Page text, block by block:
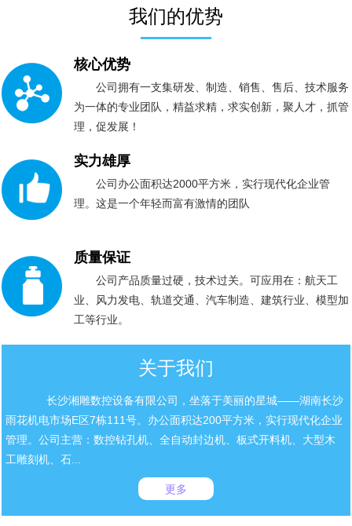
我们的优势
核心优势
公司拥有一支集研发、制造、销售、售后、技术服务
为一体的专业团队，精益求精，求实创新，聚人才，抓管
理，促发展！
实力雄厚
公司办公面积达2000平方米，实行现代化企业管
理。这是一个年轻而富有激情的团队
质量保证
公司产品质量过硬，技术过关。可应用在：航天工
业、风力发电、轨道交通、汽车制造、建筑行业、模型加
工等行业。
关于我们
长沙湘雕数控设备有限公司，坐落于美丽的星城——湖南长沙
雨花机电市场E区7栋111号。办公面积达200平方米，实行现代化企业
管理。公司主营：数控钻孔机、全自动封边机、板式开料机、大型木
工雕刻机、石...
更多